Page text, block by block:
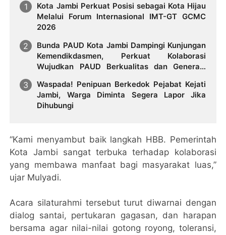
Kota Jambi Perkuat Posisi sebagai Kota Hijau
Melalui Forum Internasional IMT-GT GCMC
2026
Bunda PAUD Kota Jambi Dampingi Kunjungan
Kemendikdasmen, Perkuat Kolaborasi
Wujudkan PAUD Berkualitas dan Generasi
Waspada! Penipuan Berkedok Pejabat Kejati
Jambi, Warga Diminta Segera Lapor Jika
Dihubungi
“Kami menyambut baik langkah HBB. Pemerintah
Kota Jambi sangat terbuka terhadap kolaborasi
yang membawa manfaat bagi masyarakat luas,”
ujar Mulyadi.
Acara silaturahmi tersebut turut diwarnai dengan
dialog santai, pertukaran gagasan, dan harapan
bersama agar nilai-nilai gotong royong, toleransi,